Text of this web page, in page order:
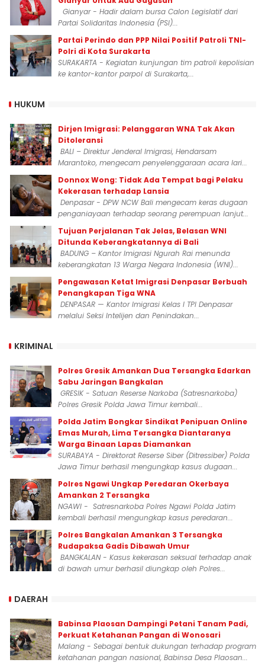
Gianyar - Hadir dalam bursa Calon Legislatif dari
Partai Solidaritas Indonesia (PSI)...
Partai Perindo dan PPP Nilai Positif Patroli TNI-
Polri di Kota Surakarta
SURAKARTA - Kegiatan kunjungan tim patroli kepolisian
ke kantor-kantor parpol di Surakarta,...
HUKUM
Dirjen Imigrasi: Pelanggaran WNA Tak Akan
Ditoleransi
BALI – Direktur Jenderal Imigrasi, Hendarsam
Marantoko, mengecam penyelenggaraan acara lari...
Donnox Wong: Tidak Ada Tempat bagi Pelaku
Kekerasan terhadap Lansia
Denpasar - DPW NCW Bali mengecam keras dugaan
penganiayaan terhadap seorang perempuan lanjut...
Tujuan Perjalanan Tak Jelas, Belasan WNI
Ditunda Keberangkatannya di Bali
BADUNG – Kantor Imigrasi Ngurah Rai menunda
keberangkatan 13 Warga Negara Indonesia (WNI)...
Pengawasan Ketat Imigrasi Denpasar Berbuah
Penangkapan Tiga WNA
DENPASAR — Kantor Imigrasi Kelas I TPI Denpasar
melalui Seksi Intelijen dan Penindakan...
KRIMINAL
Polres Gresik Amankan Dua Tersangka Edarkan
Sabu Jaringan Bangkalan
GRESIK - Satuan Reserse Narkoba (Satresnarkoba)
Polres Gresik Polda Jawa Timur kembali...
Polda Jatim Bongkar Sindikat Penipuan Online
Emas Murah, Lima Tersangka Diantaranya
Warga Binaan Lapas Diamankan
SURABAYA - Direktorat Reserse Siber (Ditressiber) Polda
Jawa Timur berhasil mengungkap kasus dugaan...
Polres Ngawi Ungkap Peredaran Okerbaya
Amankan 2 Tersangka
NGAWI - Satresnarkoba Polres Ngawi Polda Jatim
kembali berhasil mengungkap kasus peredaran...
Polres Bangkalan Amankan 3 Tersangka
Rudapaksa Gadis Dibawah Umur
BANGKALAN - Kasus kekerasan seksual terhadap anak
di bawah umur berhasil diungkap oleh Polres...
DAERAH
Babinsa Plaosan Dampingi Petani Tanam Padi,
Perkuat Ketahanan Pangan di Wonosari
Malang - Sebagai bentuk dukungan terhadap program
ketahanan pangan nasional, Babinsa Desa Plaosan...